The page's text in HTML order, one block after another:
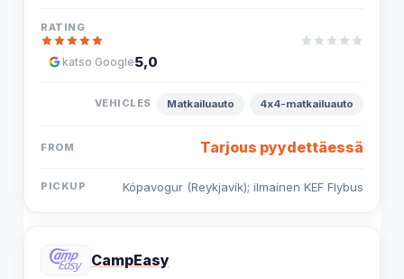
5,0
katso Google
Matkailuauto 4x4-matkailuauto
Tarjous pyydettäessä
Kópavogur (Reykjavík); ilmainen KEF Flybus
CampEasy